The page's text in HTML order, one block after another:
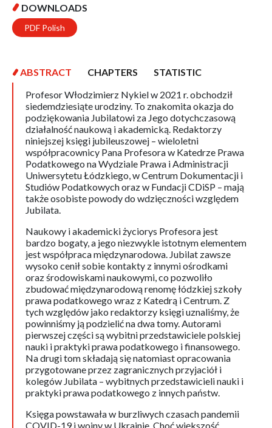
DOWNLOADS
PDF Polish
ABSTRACT CHAPTERS
STATISTIC
Profesor Włodzimierz Nykiel w 2021 r. obchodził
siedemdziesiąte urodziny. To znakomita okazja do
podziękowania Jubilatowi za Jego dotychczasową
działalność naukową i akademicką. Redaktorzy
niniejszej księgi jubileuszowej – wieloletni
współpracownicy Pana Profesora w Katedrze Prawa
Podatkowego na Wydziale Prawa i Administracji
Uniwersytetu Łódzkiego, w Centrum Dokumentacji i
Studiów Podatkowych oraz w Fundacji CDiSP – mają
także osobiste powody do wdzięczności względem
Jubilata.
Naukowy i akademicki życiorys Profesora jest
bardzo bogaty, a jego niezwykle istotnym elementem
jest współpraca międzynarodowa. Jubilat zawsze
wysoko cenił sobie kontakty z innymi ośrodkami
oraz środowiskami naukowymi, co pozwoliło
zbudować międzynarodową renomę łódzkiej szkoły
prawa podatkowego wraz z Katedrą i Centrum. Z
tych względów jako redaktorzy księgi uznaliśmy, że
powinniśmy ją podzielić na dwa tomy. Autorami
pierwszej części są wybitni przedstawiciele polskiej
nauki i praktyki prawa podatkowego i finansowego.
Na drugi tom składają się natomiast opracowania
przygotowane przez zagranicznych przyjaciół i
kolegów Jubilata – wybitnych przedstawicieli nauki i
praktyki prawa podatkowego z innych państw.
Księga powstawała w burzliwych czasach pandemii
COVID-19 i wojny w Ukrainie. Choć większość